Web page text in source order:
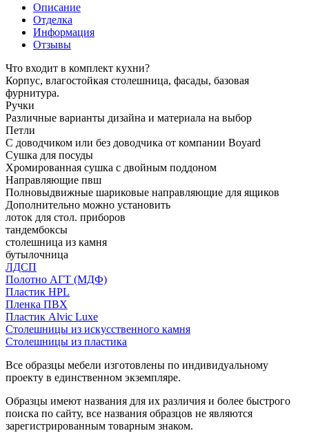
Описание
Отделка
Информация
Отзывы
Что входит в комплект кухни?
Корпус, влагостойкая столешница, фасады, базовая
фурнитура.
Ручки
Различные варианты дизайна и материала на выбор
Петли
С доводчиком или без доводчика от компании Boyard
Сушка для посуды
Хромированная сушка с двойным поддоном
Направляющие пвш
Полновыдвижные шариковые направляющие для ящиков
Дополнительно можно установить
лоток для стол. приборов
тандембоксы
столешница из камня
бутылочница
ЛДСП
Полотно АГТ (МДФ)
Пластик HPL
Пленка ПВХ
Пластик Alvic Luxe
Столешницы из искусственного камня
Столешницы из пластика
Все образцы мебели изготовлены по индивидуальному
проекту в единственном экземпляре.
Образцы имеют названия для их различия и более быстрого
поиска по сайту, все названия образцов не являются
зарегистрированным товарным знаком.